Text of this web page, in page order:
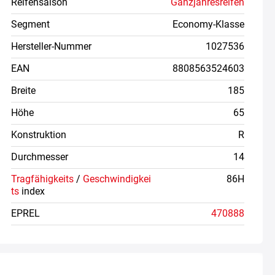
Reifensaison
Ganzjahresreifen
Segment
Economy-Klasse
Hersteller-Nummer
1027536
EAN
8808563524603
Breite
185
Höhe
65
Konstruktion
R
Durchmesser
14
Tragfähigkeits / Geschwindigkei
ts index
86H
EPREL 470888